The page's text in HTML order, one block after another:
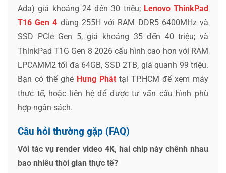
Ada) giá khoảng 24 đến 30 triệu; Lenovo ThinkPad
T16 Gen 4 dùng 255H với RAM DDR5 6400MHz và
SSD PCIe Gen 5, giá khoảng 35 đến 40 triệu; và
ThinkPad T1G Gen 8 2026 cấu hình cao hơn với RAM
LPCAMM2 tối đa 64GB, SSD 2TB, giá quanh 99 triệu.
Bạn có thể ghé Hưng Phát tại TP.HCM để xem máy
thực tế, hoặc liên hệ để được tư vấn cấu hình phù
hợp ngân sách.
Câu hỏi thường gặp (FAQ)
Với tác vụ render video 4K, hai chip này chênh nhau
bao nhiêu thời gian thực tế?